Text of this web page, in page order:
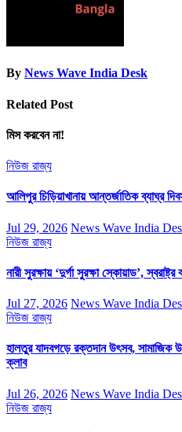
By News Wave India Desk
Related Post
মিস করবেন না!
নিউজ রাজ্য
আলিপুর চিড়িয়াখানায় আন্তর্জাতিক ব্যাঘ্র
Jul 29, 2026 News Wave India
নিউজ রাজ্য
নারী সুরক্ষায় ‘দুর্গা সুরক্ষা স্কোয়াড’,
Jul 27, 2026 News Wave India
নিউজ রাজ্য
হালতুর যাদবগড়ে রক্তদান উৎসব, সামাজিক
ক্লাব
Jul 26, 2026 News Wave India
নিউজ রাজ্য